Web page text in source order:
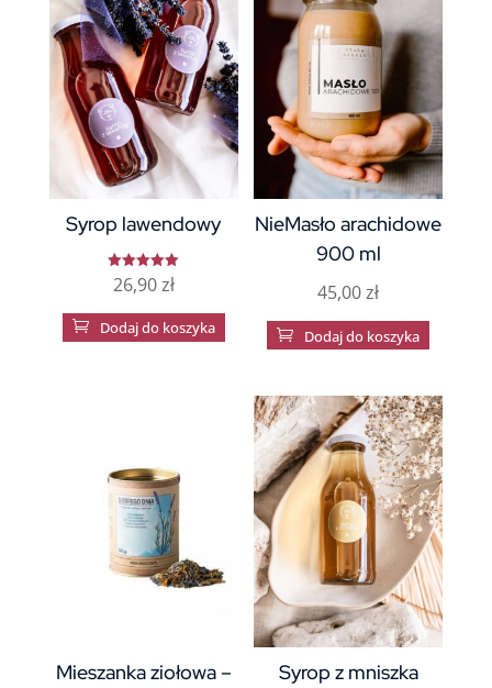
Syrop lawendowy
Oceniono
5.00
26,90zł
 Dodaj do koszyka
NieMasło arachidowe
900 ml
45,00zł
 Dodaj do koszyka
Mieszanka ziołowa –
Syrop z mniszka